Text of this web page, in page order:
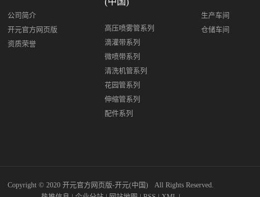
公司简介
开元官方网页版
资质荣誉
高压喷雾管系列
滴灌带系列
微喷带系列
清洗机管系列
花园管系列
伸缩管系列
配件系列
生产车间
仓储车间
Copyright © 2020 开元官方网页版-开元(中国) All Rights Reserved.